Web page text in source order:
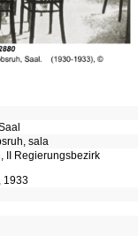
sala
II Regierungsbezirk
1933